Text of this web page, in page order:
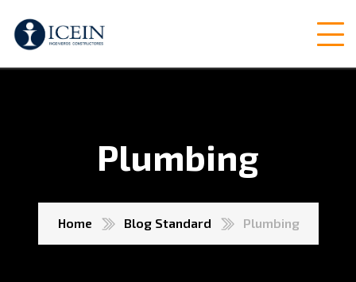
Plumbing
Home Blog Standard Plumbing